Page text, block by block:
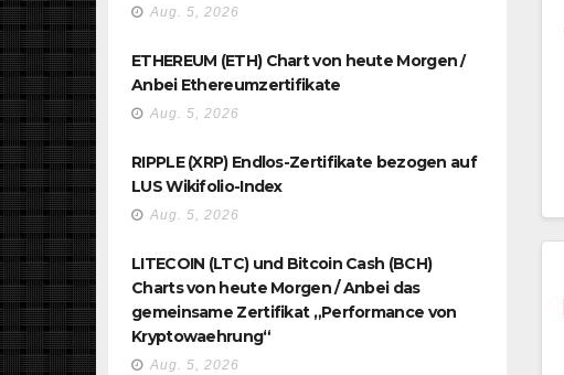
Aug. 5, 2026
ETHEREUM (ETH) Chart von heute Morgen /
Anbei Ethereumzertifikate
Aug. 5, 2026
RIPPLE (XRP) Endlos-Zertifikate bezogen auf
LUS Wikifolio-Index
Aug. 5, 2026
LITECOIN (LTC) und Bitcoin Cash (BCH)
Charts von heute Morgen / Anbei das
gemeinsame Zertifikat „Performance von
Kryptowaehrung“
Aug. 5, 2026